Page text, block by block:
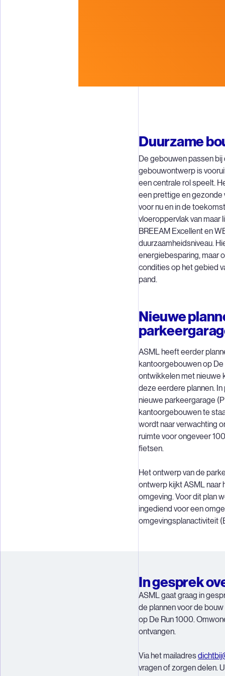
Duurzame
De gebouwen passen
gebouwontwerp is
een centrale rol speelt.
een prettige en
voor nu en in de
vloeroppervlak van maar
BREEAM Excellent en
duurzaamheidsniveau.
energiebesparing, maar
condities op het gebied
pand.
Nieuwe
ASML heeft eerder
kantoorgebouwen op
ontwikkelen met nieuwe
deze eerdere plannen.
nieuwe parkeergarage
kantoorgebouwen te
wordt naar verwachting
ruimte voor ongeveer
fietsen.
Het ontwerp van de
ontwerp kijkt ASML naar
omgeving. Voor dit plan
ingediend voor een
omgevingsplanactiviteit
In gesprek
ASML gaat graag in
de plannen voor de
op De Run 1000.
ontvangen.
Via het mailadres
vragen of zorgen delen.